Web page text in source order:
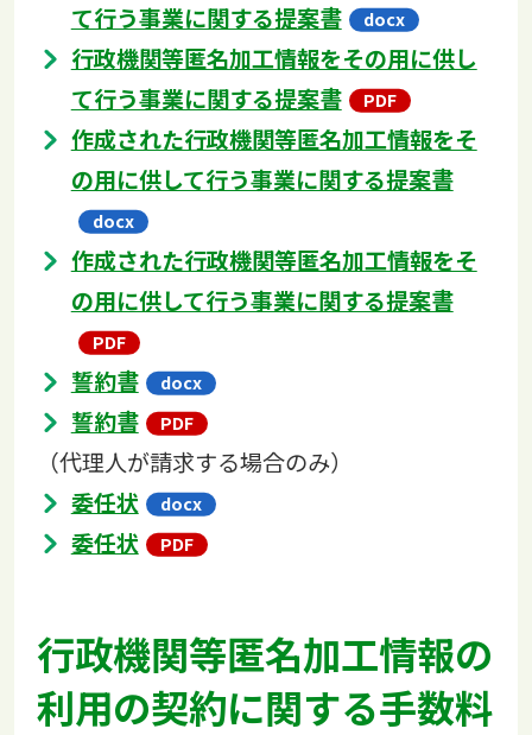
て行う事業に関する提案書
行政機関等匿名加工情報をその用に供し
て行う事業に関する提案書
作成された行政機関等匿名加工情報をそ
の用に供して行う事業に関する提案書
作成された行政機関等匿名加工情報をそ
の用に供して行う事業に関する提案書
誓約書
誓約書
（代理人が請求する場合のみ）
委任状
委任状
行政機関等匿名加工情報の
利用の契約に関する手数料